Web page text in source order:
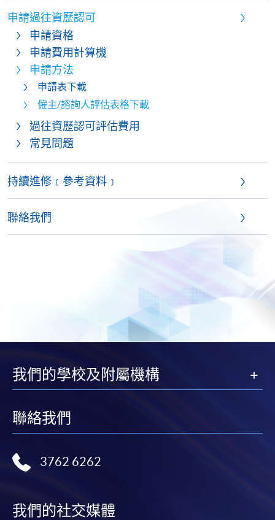
申請過往資歷認可
申請資格
申請費用計算機
申請方法
申請表下載
僱主/諮詢人評估表格下載
過往資歷認可評估費用
常見問題
持續進修﹝參考資料﹞
聯絡我們
我們的學校及附屬機構
聯絡我們
3762 6262
我們的社交媒體